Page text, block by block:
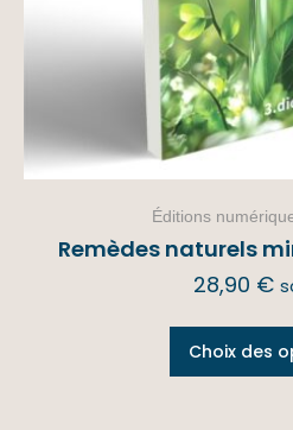
Éditions
Remèdes naturels
28,90 €
Choix des